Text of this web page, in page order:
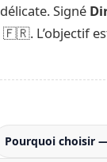
délicate. Signé
🇫🇷. L’objectif
Pourquoi choisir